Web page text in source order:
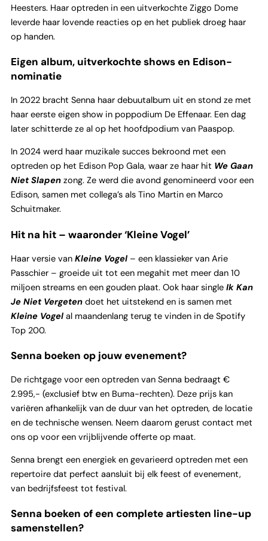
Heesters. Haar optreden in een uitverkochte Ziggo Dome
leverde haar lovende reacties op en het publiek droeg haar
op handen.
Eigen album, uitverkochte shows en Edison-
nominatie
In 2022 bracht Senna haar debuutalbum uit en stond ze met
haar eerste eigen show in poppodium De Effenaar. Een dag
later schitterde ze al op het hoofdpodium van Paaspop.
In 2024 werd haar muzikale succes bekroond met een
optreden op het Edison Pop Gala, waar ze haar hit We Gaan
Niet Slapen zong. Ze werd die avond genomineerd voor een
Edison, samen met collega’s als Tino Martin en Marco
Schuitmaker.
Hit na hit – waaronder ‘Kleine Vogel’
Haar versie van Kleine Vogel – een klassieker van Arie
Passchier – groeide uit tot een megahit met meer dan 10
miljoen streams en een gouden plaat. Ook haar single Ik Kan
Je Niet Vergeten doet het uitstekend en is samen met
Kleine Vogel al maandenlang terug te vinden in de Spotify
Top 200.
Senna boeken op jouw evenement?
De richtgage voor een optreden van Senna bedraagt €
2.995,- (exclusief btw en Buma-rechten). Deze prijs kan
variëren afhankelijk van de duur van het optreden, de locatie
en de technische wensen. Neem daarom gerust contact met
ons op voor een vrijblijvende offerte op maat.
Senna brengt een energiek en gevarieerd optreden met een
repertoire dat perfect aansluit bij elk feest of evenement,
van bedrijfsfeest tot festival.
Senna boeken of een complete artiesten line-up
samenstellen?